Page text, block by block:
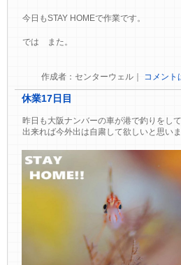
今日もSTAY HOMEで作業です。
では また。
作成者：センターウェル｜
コメント
休業17日目
昨日も大阪ナンバーの車が港で釣りをして
出来れば今外出は自粛して欲しいと思いま